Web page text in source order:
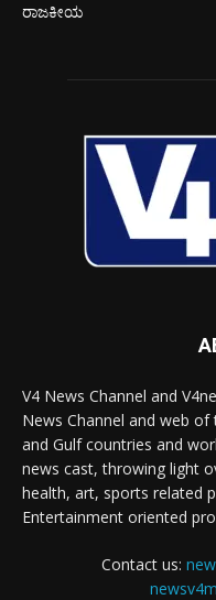
ರಾಜಕೀಯ
V4 News Channel and
News Channel and web
and Gulf countries and
news cast, throwing light
health, art, sports related
Entertainment oriented
Contact us: